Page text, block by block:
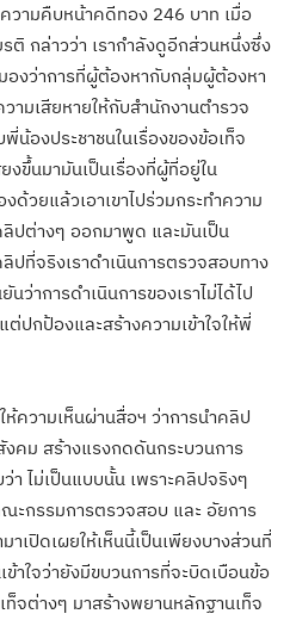
วามคืบหน้าคดีทอง 246 บาท เมื่อ
กล่าวว่า เรากำลังดูอีกส่วนหนึ่งซึ่ง
มองว่าการที่ผู้ต้องหากับกลุ่มผู้ต้องหา
ามเสียหายให้กับสำนักงานตำรวจ
น้องประชาชนในเรื่องของข้อเท็จ
งขึ้นมามันเป็นเรื่องที่ผู้ที่อยู่ใน
ด้วยแล้วเอาเขาไปร่วมกระทำความ
ปต่างๆ ออกมาพูด และมันเป็น
ปที่จริงเราดำเนินการตรวจสอบทาง
ว่าการดำเนินการของเราไม่ได้ไป
ต่ปกป้องและสร้างความเข้าใจให้พี่
ความเห็นผ่านสื่อฯ ว่าการนำคลิป
งคม สร้างแรงกดดันกระบวนการ
ไม่เป็นแบบนั้น เพราะคลิปจริงๆ
ะกรรมการตรวจสอบ และ อัยการ
าเปิดเผยให้เห็นนี้เป็นเพียงบางส่วนที่
าใจว่ายังมีขบวนการที่จะบิดเบือนข้อ
ท็จต่างๆ มาสร้างพยานหลักฐานเท็จ